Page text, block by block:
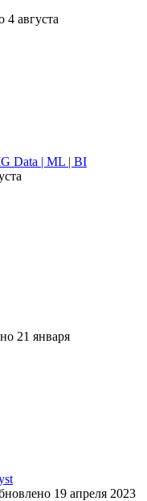
4 августа
Data | ML | BI
21 января
19 апреля 2023